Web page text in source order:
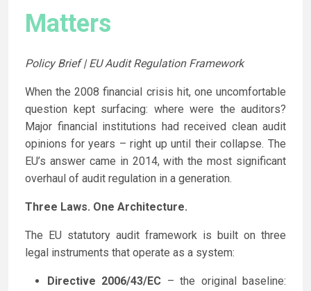
Matters
Policy Brief | EU Audit Regulation Framework
When the 2008 financial crisis hit, one uncomfortable
question kept surfacing: where were the auditors?
Major financial institutions had received clean audit
opinions for years – right up until their collapse. The
EU’s answer came in 2014, with the most significant
overhaul of audit regulation in a generation.
Three Laws. One Architecture.
The EU statutory audit framework is built on three
legal instruments that operate as a system:
Directive 2006/43/EC – the original baseline: